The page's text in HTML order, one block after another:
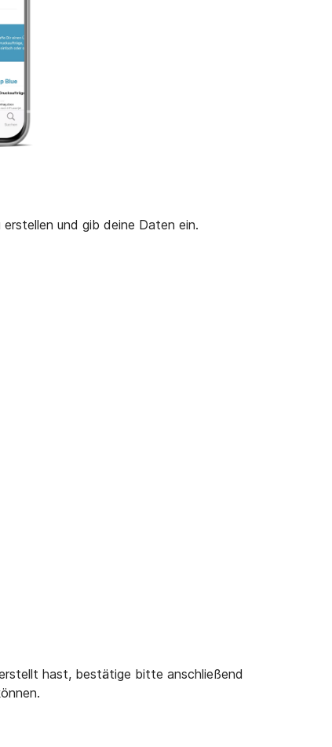
und gib deine Daten ein.
hast, bestätige bitte anschließend